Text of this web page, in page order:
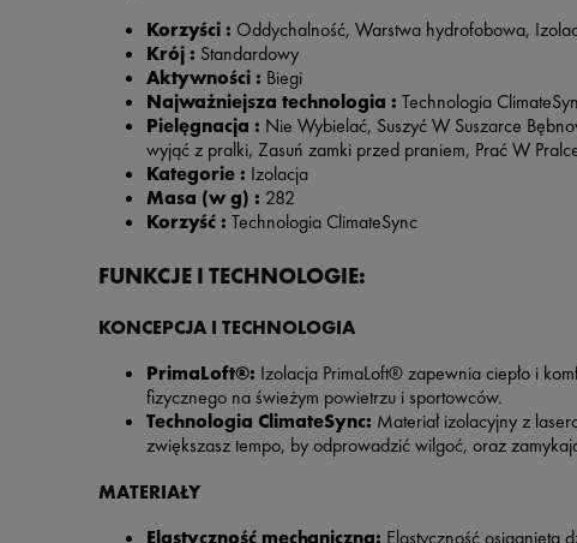
Korzyści : Oddychalność, Warstwa hydrofobowa,
Krój : Standardowy
Aktywności : Biegi
Najważniejsza technologia : Technologia
Pielęgnacja : Nie Wybielać, Suszyć W Suszarce
wyjąć z pralki, Zasuń zamki przed praniem, Prać W
Kategorie : Izolacja
Masa (w g) : 282
Korzyść : Technologia ClimateSync
FUNKCJE I TECHNOLOGIE:
KONCEPCJA I TECHNOLOGIA
PrimaLoft®: Izolacja PrimaLoft® zapewnia ciepło i
fizycznego na świeżym powietrzu i sportowców.
Technologia ClimateSync: Materiał izolacyjny z
zwiększasz tempo, by odprowadzić wilgoć, oraz
MATERIAŁY
Elastyczność mechaniczna: Elastyczność osiągnięta